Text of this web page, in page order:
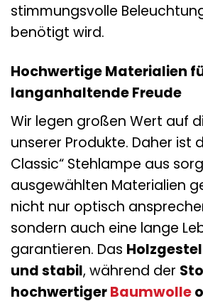
stimmungsvolle
benötigt wird.
Hochwertige Materialien
langanhaltende Freude
Wir legen großen Wert auf
unserer Produkte. Daher ist
Classic“ Stehlampe aus
ausgewählten Materialien
nicht nur optisch
sondern auch eine lange
garantieren. Das
und stabil, während der
hochwertigerBaumwolle